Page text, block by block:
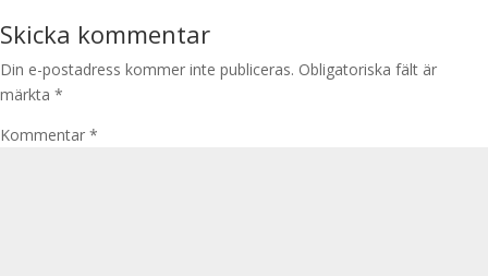
Skicka kommentar
Din e-postadress kommer inte publiceras. Obligatoriska fält är
märkta *
Kommentar *